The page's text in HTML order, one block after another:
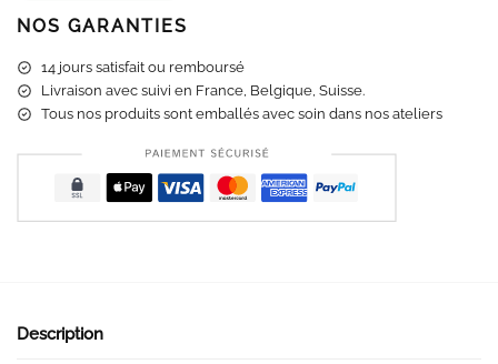
NOS GARANTIES
14 jours satisfait ou remboursé
Livraison avec suivi en France, Belgique, Suisse.
Tous nos produits sont emballés avec soin dans nos ateliers
Description